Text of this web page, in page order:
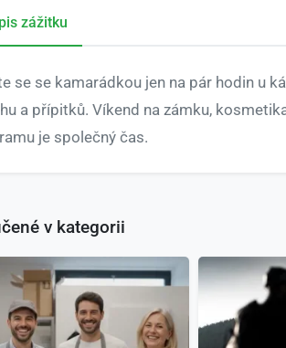
zážitku
se se kamarádkou jen na pár hodin u
a přípitků. Víkend na zámku,
je společný čas.
v kategorii